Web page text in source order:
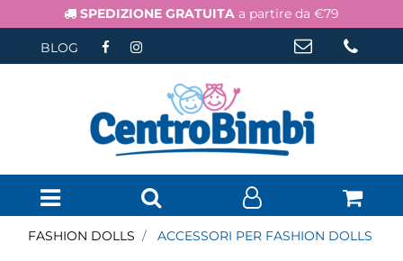
SPEDIZIONE GRATUITA a partire da €79
BLOG
Open menu
FASHION DOLLS ACCESSORI PER FASHION DOLLS